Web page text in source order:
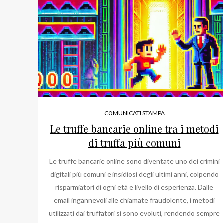
COMUNICATI STAMPA
Le truffe bancarie online tra i metodi
di truffa più comuni
Le truffe bancarie online sono diventate uno dei crimini
digitali più comuni e insidiosi degli ultimi anni, colpendo
risparmiatori di ogni età e livello di esperienza. Dalle
email ingannevoli alle chiamate fraudolente, i metodi
utilizzati dai truffatori si sono evoluti, rendendo sempre